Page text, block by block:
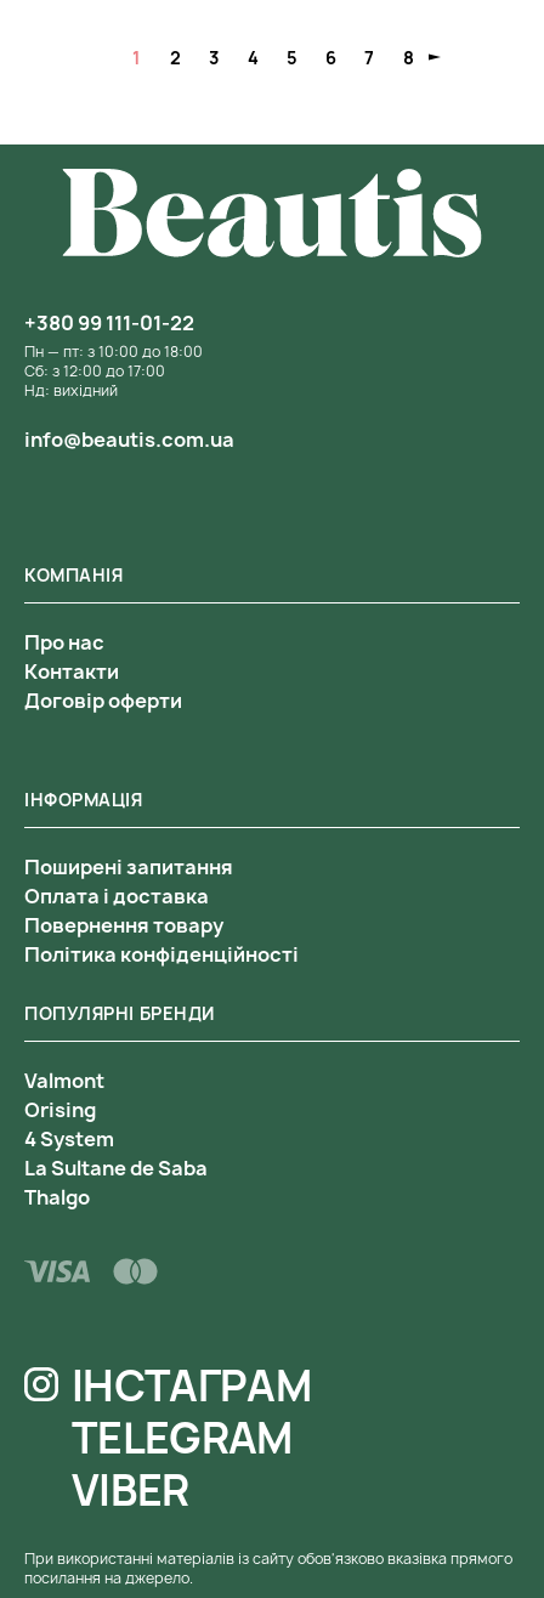
1 2 3 4 5 6 7 8
ІНФОРМАЦІЯ
Поширені запитання
Оплата і доставка
Повернення товару
Політика конфіденційності
КОМПАНІЯ
Про нас
Контакти
Договір оферти
ПОПУЛЯРНІ БРЕНДИ
Valmont
Orising
4 System
La Sultane de Saba
Thalgo
+380 99 111-01-22
Пн — пт: з 10:00 до 18:00
Сб: з 12:00 до 17:00
Нд: вихідний
info@beautis.com.ua
ІНСТАГРАМ
TELEGRAM
VIBER
При використанні матеріалів із сайту обов'язково вказівка ​​прямого
посилання на джерело.